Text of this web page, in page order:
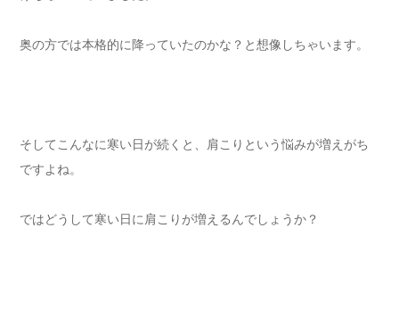
奥の方では本格的に降っていたのかな？と想像しちゃいます。
そしてこんなに寒い日が続くと、肩こりという悩みが増えがち
ですよね。
ではどうして寒い日に肩こりが増えるんでしょうか？